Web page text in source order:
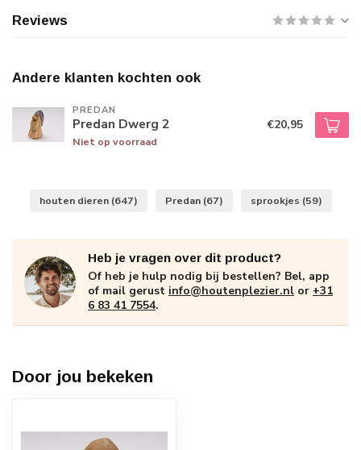
Reviews
Andere klanten kochten ook
PREDAN
Predan Dwerg 2
Niet op voorraad
€20,95
houten dieren (647) Predan (67) sprookjes (59)
Heb je vragen over dit product?
Of heb je hulp nodig bij bestellen? Bel, app
of mail gerust info@houtenplezier.nl or +31
6 83 41 7554.
Door jou bekeken